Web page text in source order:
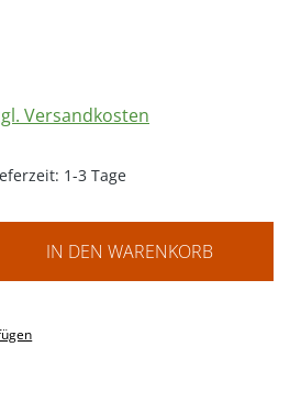
Versandkosten
1-3 Tage
Gib den gewünschten
IN DEN WARENKORB